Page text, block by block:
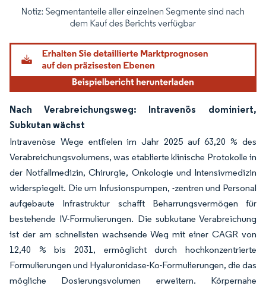
Bild © Mordor Intelligence. Wiederverwendung erfordert Namensnennung
Nach Verabreichungsweg: Intravenös dominiert,
Subkutan wächst
Intravenöse Wege entfielen im Jahr 2025 auf 63,20 % des
Verabreichungsvolumens, was etablierte klinische Protokolle in
der Notfallmedizin, Chirurgie, Onkologie und Intensivmedizin
widerspiegelt. Die um Infusionspumpen, -zentren und Personal
aufgebaute Infrastruktur schafft Beharrungsvermögen für
bestehende IV-Formulierungen. Die subkutane Verabreichung
ist der am schnellsten wachsende Weg mit einer CAGR von
12,40 % bis 2031, ermöglicht durch hochkonzentrierte
Formulierungen und Hyaluronidase-Ko-Formulierungen, die das
mögliche Dosierungsvolumen erweitern. Körpernahe